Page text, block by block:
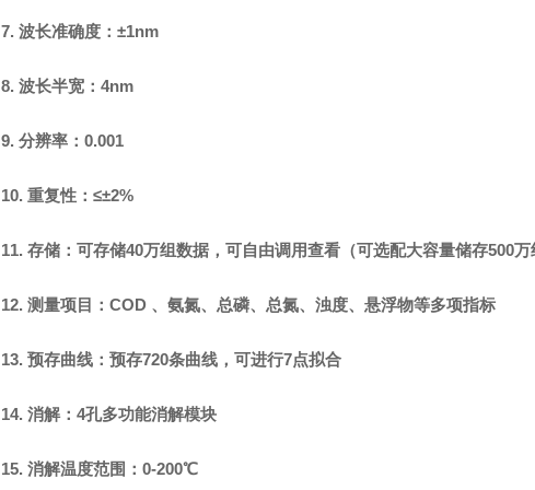
7. 波长准确度： ±1nm
8. 波长半宽： 4nm
9. 分辨率： 0.001
10. 重复性： ≤±2%
11. 存储：可存储40万组数据，可自由调用查看（可选配大容量储存500万
12. 测量项目： COD 、氨氮、总磷、总氮、浊度、悬浮物等多项指标
13. 预存曲线：预存720条曲线，可进行7点拟合
14. 消解： 4孔多功能消解模块
15. 消解温度范围： 0-200℃